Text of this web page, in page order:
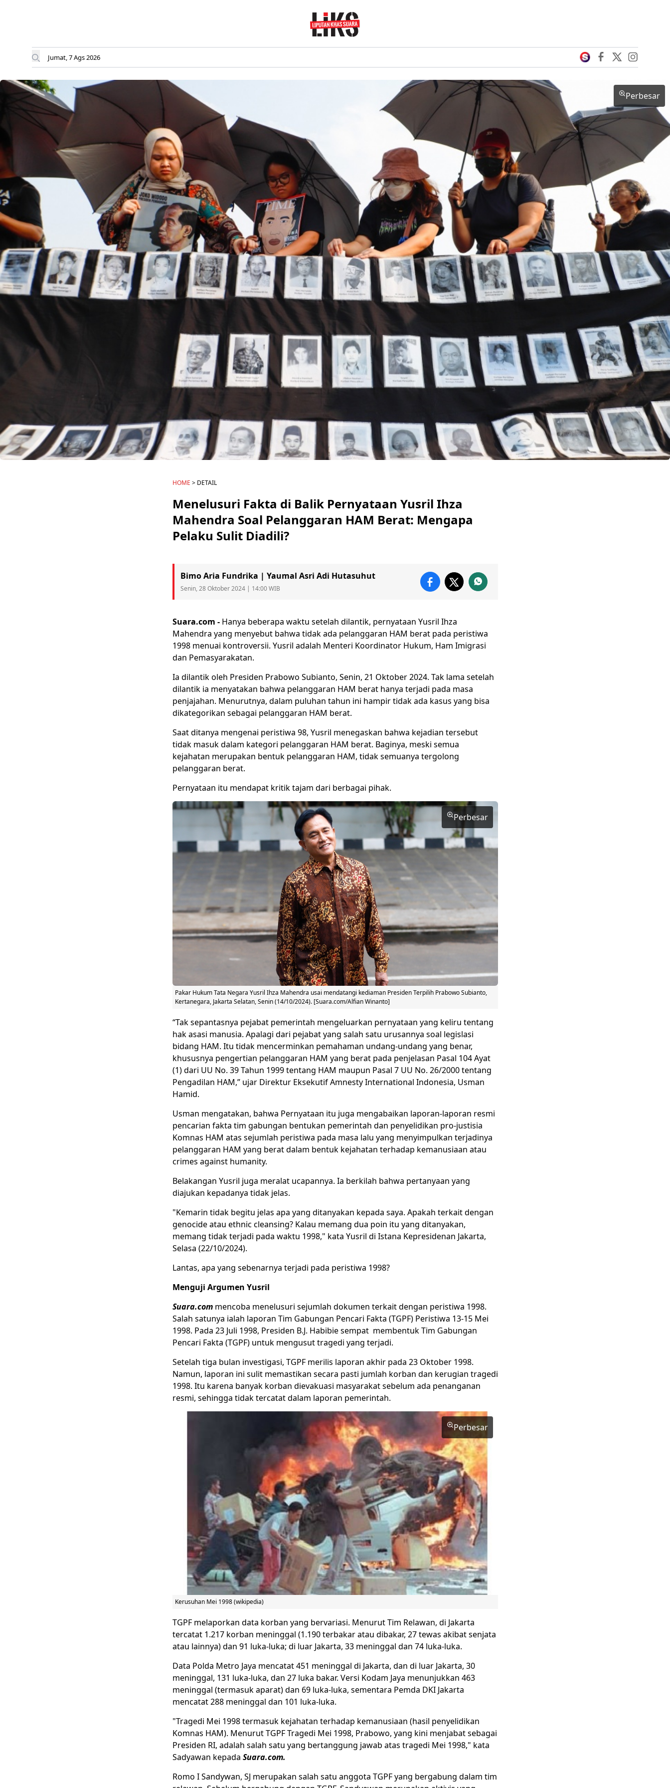
Jumat, 7 Ags 2026
Perbesar
HOME > DETAIL
Menelusuri Fakta di Balik Pernyataan Yusril Ihza
Mahendra Soal Pelanggaran HAM Berat: Mengapa
Pelaku Sulit Diadili?
Bimo Aria Fundrika | Yaumal Asri Adi Hutasuhut
Senin, 28 Oktober 2024 | 14:00 WIB
Suara.com - Hanya beberapa waktu setelah dilantik, pernyataan Yusril Ihza
Mahendra yang menyebut bahwa tidak ada pelanggaran HAM berat pada peristiwa
1998 menuai kontroversii. Yusril adalah Menteri Koordinator Hukum, Ham Imigrasi
dan Pemasyarakatan.
Ia dilantik oleh Presiden Prabowo Subianto, Senin, 21 Oktober 2024. Tak lama setelah
dilantik ia menyatakan bahwa pelanggaran HAM berathanya terjadi pada masa
penjajahan. Menurutnya, dalam puluhan tahun ini hampir tidak ada kasus yang bisa
dikategorikan sebagai pelanggaran HAM berat.
Saat ditanya mengenai peristiwa 98, Yusril menegaskan bahwa kejadian tersebut
tidak masuk dalam kategori pelanggaran HAM berat. Baginya, meski semua
kejahatan merupakan bentuk pelanggaran HAM, tidak semuanya tergolong
pelanggaran berat.
Pernyataan itu mendapat kritik tajam dari berbagai pihak.
Perbesar
Pakar Hukum Tata Negara Yusril Ihza Mahendra usai mendatangi kediaman Presiden Terpilih Prabowo Subianto,
Kertanegara, Jakarta Selatan, Senin (14/10/2024). [Suara.com/Alfian Winanto]
“Tak sepantasnya pejabat pemerintah mengeluarkan pernyataan yang keliru tentang
hak asasi manusia. Apalagi dari pejabat yang salah satu urusannya soal legislasi
bidang HAM. Itu tidak mencerminkan pemahaman undang-undang yang benar,
khususnya pengertian pelanggaran HAM yang berat pada penjelasan Pasal 104 Ayat
(1) dari UU No. 39 Tahun 1999 tentang HAM maupun Pasal 7 UU No. 26/2000 tentang
Pengadilan HAM,” ujar Direktur Eksekutif Amnesty International Indonesia, Usman
Hamid.
Usman mengatakan, bahwa Pernyataan itu juga mengabaikan laporan-laporan resmi
pencarian fakta tim gabungan bentukan pemerintah dan penyelidikan pro-justisia
Komnas HAM atas sejumlah peristiwa pada masa lalu yang menyimpulkan terjadinya
pelanggaran HAM yang berat dalam bentuk kejahatan terhadap kemanusiaan atau
crimes against humanity.
Belakangan Yusril juga meralat ucapannya. Ia berkilah bahwa pertanyaan yang
diajukan kepadanya tidak jelas.
"Kemarin tidak begitu jelas apa yang ditanyakan kepada saya. Apakah terkait dengan
genocide atau ethnic cleansing? Kalau memang dua poin itu yang ditanyakan,
memang tidak terjadi pada waktu 1998," kata Yusril di Istana Kepresidenan Jakarta,
Selasa (22/10/2024).
Lantas, apa yang sebenarnya terjadi pada peristiwa 1998?
Menguji Argumen Yusril
Suara.com mencoba menelusuri sejumlah dokumen terkait dengan peristiwa 1998.
Salah satunya ialah laporan Tim Gabungan Pencari Fakta (TGPF) Peristiwa 13-15 Mei
1998. Pada 23 Juli 1998, Presiden B.J. Habibie sempat membentuk Tim Gabungan
Pencari Fakta (TGPF) untuk mengusut tragedi yang terjadi.
Setelah tiga bulan investigasi, TGPF merilis laporan akhir pada 23 Oktober 1998.
Namun, laporan ini sulit memastikan secara pasti jumlah korban dan kerugian tragedi
1998. Itu karena banyak korban dievakuasi masyarakat sebelum ada penanganan
resmi, sehingga tidak tercatat dalam laporan pemerintah.
Perbesar
Kerusuhan Mei 1998 (wikipedia)
TGPF melaporkan data korban yang bervariasi. Menurut Tim Relawan, di Jakarta
tercatat 1.217 korban meninggal (1.190 terbakar atau dibakar, 27 tewas akibat senjata
atau lainnya) dan 91 luka-luka; di luar Jakarta, 33 meninggal dan 74 luka-luka.
Data Polda Metro Jaya mencatat 451 meninggal di Jakarta, dan di luar Jakarta, 30
meninggal, 131 luka-luka, dan 27 luka bakar. Versi Kodam Jaya menunjukkan 463
meninggal (termasuk aparat) dan 69 luka-luka, sementara Pemda DKI Jakarta
mencatat 288 meninggal dan 101 luka-luka.
"Tragedi Mei 1998 termasuk kejahatan terhadap kemanusiaan (hasil penyelidikan
Komnas HAM). Menurut TGPF Tragedi Mei 1998, Prabowo, yang kini menjabat sebagai
Presiden RI, adalah salah satu yang bertanggung jawab atas tragedi Mei 1998," kata
Sadyawan kepada Suara.com.
Romo I Sandywan, SJ merupakan salah satu anggota TGPF yang bergabung dalam tim